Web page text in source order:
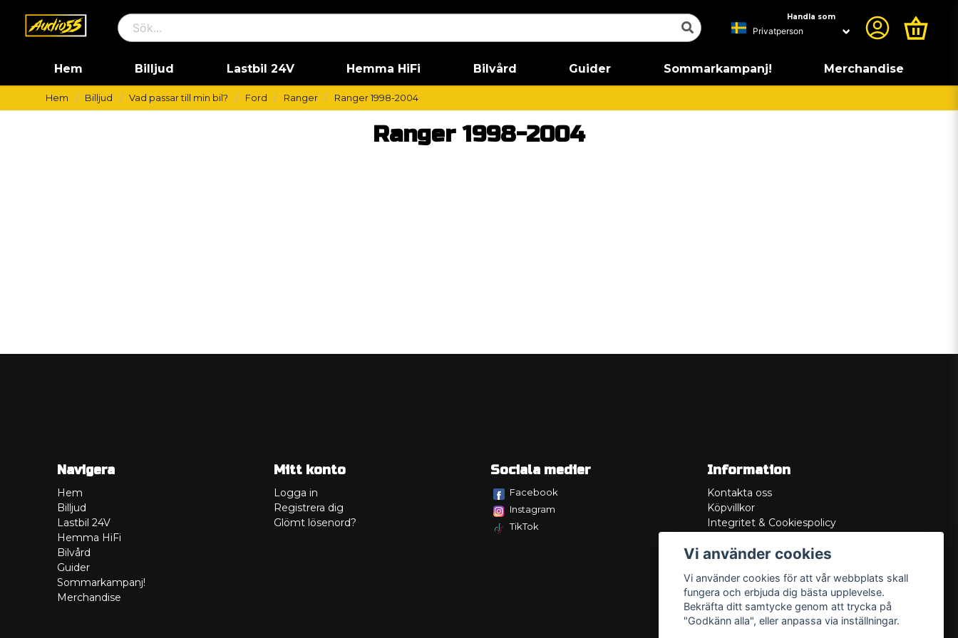
Handla som
Hem Billjud Lastbil 24V Hemma HiFi Bilvård Guider Sommarkampanj! Merchandise
Hem Billjud Vad passar till min bil? Ford Ranger Ranger 1998-2004
Ranger 1998-2004
Navigera
Hem
Billjud
Lastbil 24V
Hemma HiFi
Bilvård
Guider
Sommarkampanj!
Merchandise
Mitt konto
Logga in
Registrera dig
Glömt lösenord?
Sociala medier
Facebook
Instagram
TikTok
Information
Kontakta oss
Köpvillkor
Integritet & Cookiespolicy
Service/Garanti
Lådritning
Om oss
Vi använder cookies
Vi använder cookies för att vår webbplats skall
fungera och erbjuda dig bästa upplevelse.
Bekräfta ditt samtycke genom att trycka på
"Godkänn alla", eller anpassa via inställningar.